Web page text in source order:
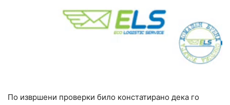
По извршени проверки било констатирано дека го